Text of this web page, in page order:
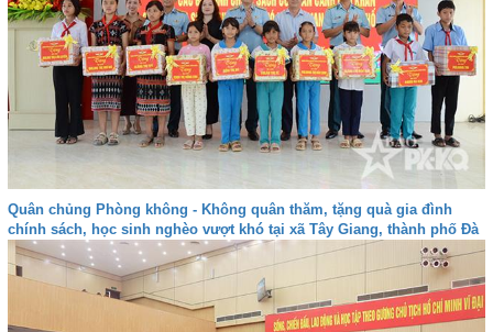
Quân chủng Phòng không - Không quân thăm, tặng quà gia đình
chính sách, học sinh nghèo vượt khó tại xã Tây Giang, thành phố Đà
nẵng